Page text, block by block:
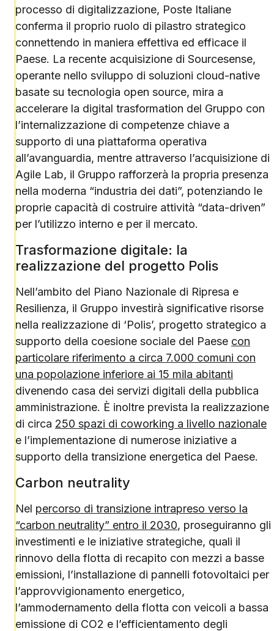
processo di digitalizzazione, Poste Italiane
conferma il proprio ruolo di pilastro strategico
connettendo in maniera effettiva ed efficace il
Paese. La recente acquisizione di Sourcesense,
operante nello sviluppo di soluzioni cloud-native
basate su tecnologia open source, mira a
accelerare la digital trasformation del Gruppo con
l’internalizzazione di competenze chiave a
supporto di una piattaforma operativa
all’avanguardia, mentre attraverso l’acquisizione di
Agile Lab, il Gruppo rafforzerà la propria presenza
nella moderna “industria dei dati”, potenziando le
proprie capacità di costruire attività “data-driven”
per l’utilizzo interno e per il mercato.
Trasformazione digitale: la
realizzazione del progetto Polis
Nell’ambito del Piano Nazionale di Ripresa e
Resilienza, il Gruppo investirà significative risorse
nella realizzazione di ‘Polis’, progetto strategico a
supporto della coesione sociale del Paese con
particolare riferimento a circa 7.000 comuni con
una popolazione inferiore ai 15 mila abitanti
divenendo casa dei servizi digitali della pubblica
amministrazione. È inoltre prevista la realizzazione
di circa 250 spazi di coworking a livello nazionale
e l’implementazione di numerose iniziative a
supporto della transizione energetica del Paese.
Carbon neutrality
Nel percorso di transizione intrapreso verso la
“carbon neutrality” entro il 2030, proseguiranno gli
investimenti e le iniziative strategiche, quali il
rinnovo della flotta di recapito con mezzi a basse
emissioni, l’installazione di pannelli fotovoltaici per
l’approvvigionamento energetico,
l’ammodernamento della flotta con veicoli a bassa
emissione di CO2 e l’efficientamento degli